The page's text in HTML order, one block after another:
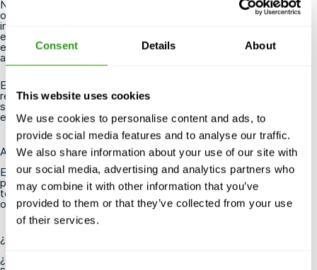
Consent Details About
This website uses cookies
We use cookies to personalise content and ads, to
provide social media features and to analyse our traffic.
We also share information about your use of our site with
our social media, advertising and analytics partners who
may combine it with other information that you’ve
provided to them or that they’ve collected from your use
of their services.
Nuestras instalaciones en el FMTC de Dordrecht incluyen
objetos realistas contra incendios: maquetas de buques, naves
industriales y contenedores OGS, piscina HUET para
en escape subacuático de helicópteros
espacios confinados, torre Church para formación entrabajo en
altura
El Centro de Seguridad Spinel, zona oficial de entrenamiento
regional para los cuerpos de bomberos locales y sus socios en
situaciones de crisis, ofrece un realismo y una diversidad de
entrenamiento inigualables.
Alojamiento e instalaciones
El FMTC ofrece cómodos paquetes de alojamiento tanto para
programas de formación de un solo día como de varios días. En
todas las sedes hay aparcamiento gratuito y se pueden
organizar reconocimientos médicos cuando sea necesario.
¿Listo para experimentar la seguridad en Dordrecht?
¿Está interesado en nuestros programas de formación en